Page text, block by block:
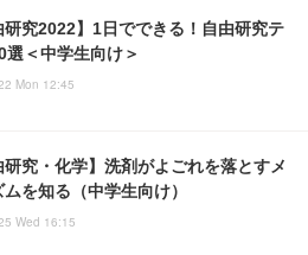
研究2022】1日でできる！自由研究テ
選＜中学生向け＞
Mon 12:45
研究・化学】洗剤がよごれを落とすメ
を知る（中学生向け）
Wed 16:15